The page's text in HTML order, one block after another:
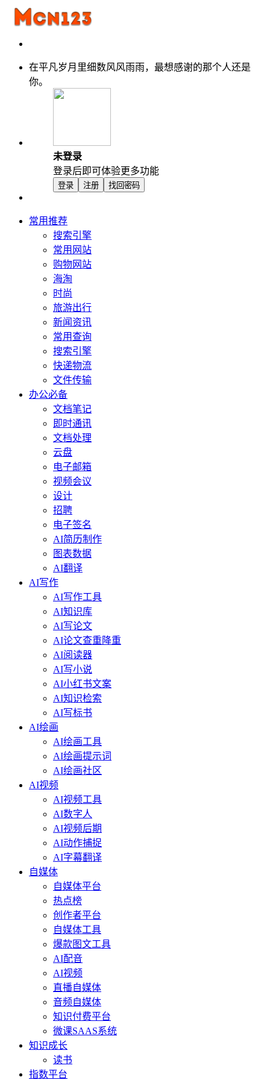
在平凡岁月里细数风风雨雨，最想感谢的那个人还是
你。
未登录
登录后即可体验更多功能
登录 注册 找回密码
常用推荐
搜索引擎
常用网站
购物网站
海淘
时尚
旅游出行
新闻资讯
常用查询
搜索引擎
快递物流
文件传输
办公必备
文档笔记
即时通讯
文档处理
云盘
电子邮箱
视频会议
设计
招聘
电子签名
AI简历制作
图表数据
AI翻译
AI写作
AI写作工具
AI知识库
AI写论文
AI论文查重降重
AI阅读器
AI写小说
AI小红书文案
AI知识检索
AI写标书
AI绘画
AI绘画工具
AI绘画提示词
AI绘画社区
AI视频
AI视频工具
AI数字人
AI视频后期
AI动作捕捉
AI字幕翻译
自媒体
自媒体平台
热点榜
创作者平台
自媒体工具
爆款图文工具
AI配音
AI视频
直播自媒体
音频自媒体
知识付费平台
微课SAAS系统
知识成长
读书
指数平台